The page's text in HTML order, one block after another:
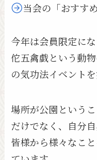
当会の「おすす
今年は会員限定に
佗五禽戯という動
の気功法イベント
場所が公園という
だけでなく、自分
皆様から様々なこ